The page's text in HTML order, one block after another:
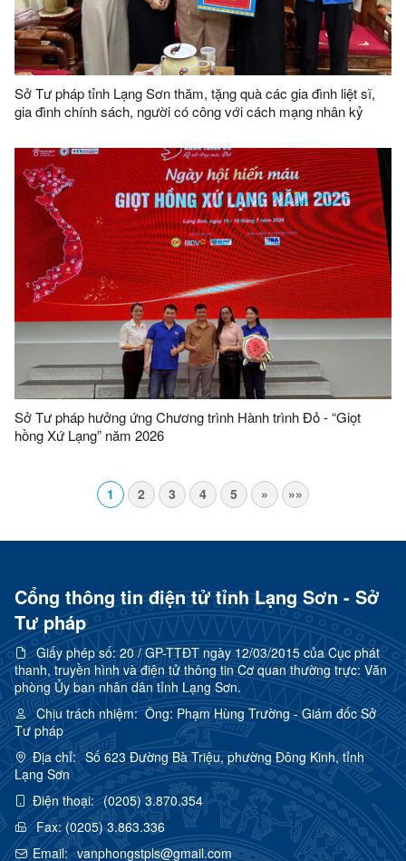
Sở Tư pháp tỉnh Lạng Sơn thăm, tặng quà các gia đình liệt sĩ,
gia đình chính sách, người có công với cách mạng nhân kỷ
Sở Tư pháp hưởng ứng Chương trình Hành trình Đỏ - “Giọt
hồng Xứ Lạng” năm 2026
1 2 3 4 5 » »»
Cổng thông tin điện tử tỉnh Lạng Sơn - Sở
Tư pháp
Giấy phép số:20 / GP-TTĐT ngày 12/03/2015 của Cục phát
thanh, truyền hình và điện tử thông tin Cơ quan thường trực: Văn
phòng Ủy ban nhân dân tỉnh Lạng Sơn.
Chịu trách nhiệm:Ông: Phạm Hùng Trường - Giám đốc Sở
Tư pháp
Địa chỉ: Số 623 Đường Bà Triệu, phường Đông Kinh, tỉnh
Lạng Sơn
Điện thoại: (0205) 3.870.354
Fax:(0205) 3.863.336
Email: vanphongstpls@gmail.com